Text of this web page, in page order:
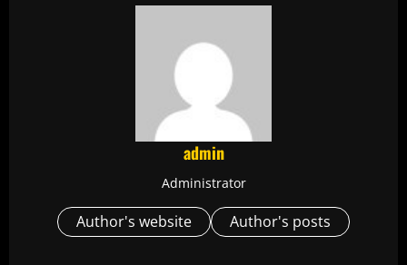
admin
Administrator
Author's website Author's posts